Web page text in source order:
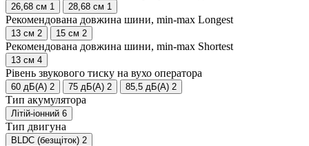
26,68 см 1 28,68 см 1
Рекомендована довжина шини, min-max Longest
13 см 2 15 см 2
Рекомендована довжина шини, min-max Shortest
13 см 4
Рівень звукового тиску на вухо оператора
60 дБ(А) 2 75 дБ(А) 2 85,5 дБ(А) 2
Тип акумулятора
Літій-іонний 6
Тип двигуна
BLDC (безщіток) 2